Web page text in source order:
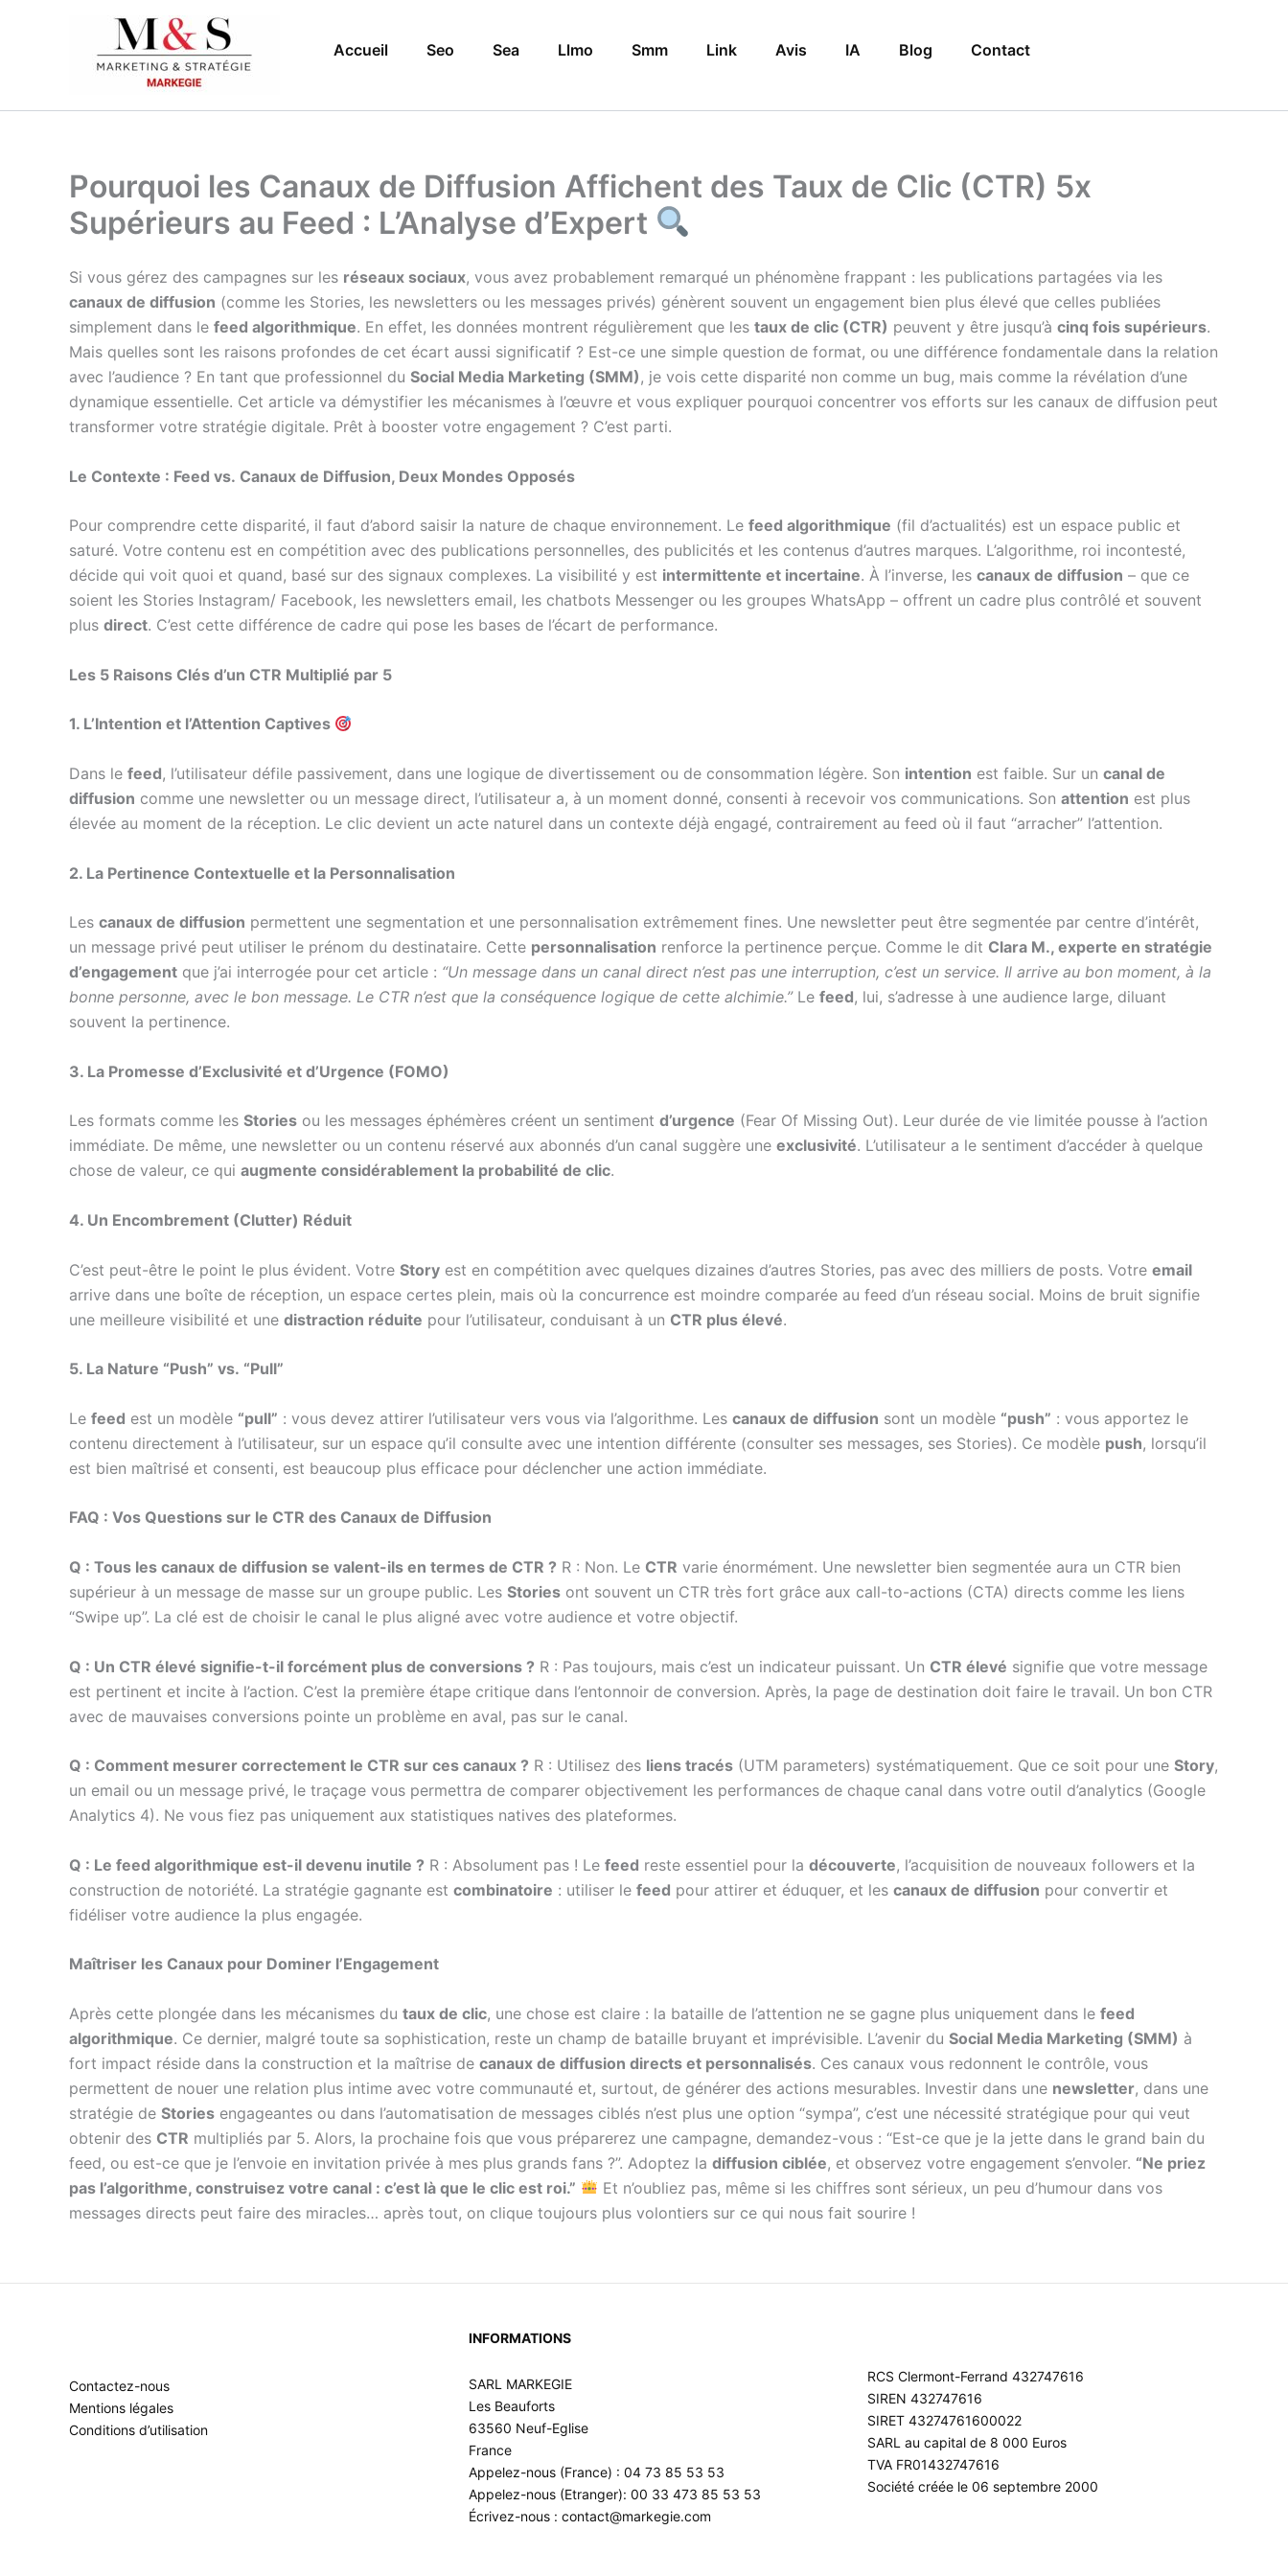
Accueil Seo Sea Llmo Smm Link Avis IA Blog Contact
Pourquoi les Canaux de Diffusion Affichent des Taux de Clic (CTR) 5x
Supérieurs au Feed : L’Analyse d’Expert
Si vous gérez des campagnes sur les réseaux sociaux, vous avez probablement remarqué un phénomène frappant : les publications partagées via les
canaux de diffusion (comme les Stories, les newsletters ou les messages privés) génèrent souvent un engagement bien plus élevé que celles publiées
simplement dans le feed algorithmique. En effet, les données montrent régulièrement que les taux de clic (CTR) peuvent y être jusqu’à cinq fois supérieurs.
Mais quelles sont les raisons profondes de cet écart aussi significatif ? Est-ce une simple question de format, ou une différence fondamentale dans la relation
avec l’audience ? En tant que professionnel du Social Media Marketing (SMM), je vois cette disparité non comme un bug, mais comme la révélation d’une
dynamique essentielle. Cet article va démystifier les mécanismes à l’œuvre et vous expliquer pourquoi concentrer vos efforts sur les canaux de diffusion peut
transformer votre stratégie digitale. Prêt à booster votre engagement ? C’est parti.
Le Contexte : Feed vs. Canaux de Diffusion, Deux Mondes Opposés
Pour comprendre cette disparité, il faut d’abord saisir la nature de chaque environnement. Le feed algorithmique (fil d’actualités) est un espace public et
saturé. Votre contenu est en compétition avec des publications personnelles, des publicités et les contenus d’autres marques. L’algorithme, roi incontesté,
décide qui voit quoi et quand, basé sur des signaux complexes. La visibilité y est intermittente et incertaine. À l’inverse, les canaux de diffusion – que ce
soient les Stories Instagram/ Facebook, les newsletters email, les chatbots Messenger ou les groupes WhatsApp – offrent un cadre plus contrôlé et souvent
plus direct. C’est cette différence de cadre qui pose les bases de l’écart de performance.
Les 5 Raisons Clés d’un CTR Multiplié par 5
1. L’Intention et l’Attention Captives
Dans le feed, l’utilisateur défile passivement, dans une logique de divertissement ou de consommation légère. Son intention est faible. Sur un canal de
diffusion comme une newsletter ou un message direct, l’utilisateur a, à un moment donné, consenti à recevoir vos communications. Son attention est plus
élevée au moment de la réception. Le clic devient un acte naturel dans un contexte déjà engagé, contrairement au feed où il faut “arracher” l’attention.
2. La Pertinence Contextuelle et la Personnalisation
Les canaux de diffusion permettent une segmentation et une personnalisation extrêmement fines. Une newsletter peut être segmentée par centre d’intérêt,
un message privé peut utiliser le prénom du destinataire. Cette personnalisation renforce la pertinence perçue. Comme le dit Clara M., experte en stratégie
d’engagement que j’ai interrogée pour cet article : “Un message dans un canal direct n’est pas une interruption, c’est un service. Il arrive au bon moment, à la
bonne personne, avec le bon message. Le CTR n’est que la conséquence logique de cette alchimie.”Le feed, lui, s’adresse à une audience large, diluant
souvent la pertinence.
3. La Promesse d’Exclusivité et d’Urgence (FOMO)
Les formats comme les Stories ou les messages éphémères créent un sentiment d’urgence (Fear Of Missing Out). Leur durée de vie limitée pousse à l’action
immédiate. De même, une newsletter ou un contenu réservé aux abonnés d’un canal suggère une exclusivité. L’utilisateur a le sentiment d’accéder à quelque
chose de valeur, ce qui augmente considérablement la probabilité de clic.
4. Un Encombrement (Clutter) Réduit
C’est peut-être le point le plus évident. Votre Story est en compétition avec quelques dizaines d’autres Stories, pas avec des milliers de posts. Votre email
arrive dans une boîte de réception, un espace certes plein, mais où la concurrence est moindre comparée au feed d’un réseau social. Moins de bruit signifie
une meilleure visibilité et une distraction réduite pour l’utilisateur, conduisant à un CTR plus élevé.
5. La Nature “Push” vs. “Pull”
Le feed est un modèle “pull” : vous devez attirer l’utilisateur vers vous via l’algorithme. Les canaux de diffusion sont un modèle “push” : vous apportez le
contenu directement à l’utilisateur, sur un espace qu’il consulte avec une intention différente (consulter ses messages, ses Stories). Ce modèle push, lorsqu’il
est bien maîtrisé et consenti, est beaucoup plus efficace pour déclencher une action immédiate.
FAQ : Vos Questions sur le CTR des Canaux de Diffusion
Q : Tous les canaux de diffusion se valent-ils en termes de CTR ? R : Non. Le CTR varie énormément. Une newsletter bien segmentée aura un CTR bien
supérieur à un message de masse sur un groupe public. Les Stories ont souvent un CTR très fort grâce aux call-to-actions (CTA) directs comme les liens
“Swipe up”. La clé est de choisir le canal le plus aligné avec votre audience et votre objectif.
Q : Un CTR élevé signifie-t-il forcément plus de conversions ? R : Pas toujours, mais c’est un indicateur puissant. Un CTR élevé signifie que votre message
est pertinent et incite à l’action. C’est la première étape critique dans l’entonnoir de conversion. Après, la page de destination doit faire le travail. Un bon CTR
avec de mauvaises conversions pointe un problème en aval, pas sur le canal.
Q : Comment mesurer correctement le CTR sur ces canaux ? R : Utilisez des liens tracés (UTM parameters) systématiquement. Que ce soit pour une Story,
un email ou un message privé, le traçage vous permettra de comparer objectivement les performances de chaque canal dans votre outil d’analytics (Google
Analytics 4). Ne vous fiez pas uniquement aux statistiques natives des plateformes.
Q : Le feed algorithmique est-il devenu inutile ? R : Absolument pas ! Le feed reste essentiel pour la découverte, l’acquisition de nouveaux followers et la
construction de notoriété. La stratégie gagnante est combinatoire : utiliser le feed pour attirer et éduquer, et les canaux de diffusion pour convertir et
fidéliser votre audience la plus engagée.
Maîtriser les Canaux pour Dominer l’Engagement
Après cette plongée dans les mécanismes du taux de clic, une chose est claire : la bataille de l’attention ne se gagne plus uniquement dans le feed
algorithmique. Ce dernier, malgré toute sa sophistication, reste un champ de bataille bruyant et imprévisible. L’avenir du Social Media Marketing (SMM) à
fort impact réside dans la construction et la maîtrise de canaux de diffusion directs et personnalisés. Ces canaux vous redonnent le contrôle, vous
permettent de nouer une relation plus intime avec votre communauté et, surtout, de générer des actions mesurables. Investir dans une newsletter, dans une
stratégie de Stories engageantes ou dans l’automatisation de messages ciblés n’est plus une option “sympa”, c’est une nécessité stratégique pour qui veut
obtenir des CTR multipliés par 5. Alors, la prochaine fois que vous préparerez une campagne, demandez-vous : “Est-ce que je la jette dans le grand bain du
feed, ou est-ce que je l’envoie en invitation privée à mes plus grands fans ?”. Adoptez la diffusion ciblée, et observez votre engagement s’envoler. “Ne priez
pas l’algorithme, construisez votre canal : c’est là que le clic est roi.”
Et n’oubliez pas, même si les chiffres sont sérieux, un peu d’humour dans vos
messages directs peut faire des miracles… après tout, on clique toujours plus volontiers sur ce qui nous fait sourire !
Contactez-nous
Mentions légales
Conditions d’utilisation
INFORMATIONS
SARL MARKEGIE
Les Beauforts
63560 Neuf-Eglise
France
Appelez-nous (France) : 04 73 85 53 53
Appelez-nous (Etranger): 00 33 473 85 53 53
Écrivez-nous : contact@markegie.com
RCS Clermont-Ferrand 432747616
SIREN 432747616
SIRET 43274761600022
SARL au capital de 8 000 Euros
TVA FR01432747616
Société créée le 06 septembre 2000